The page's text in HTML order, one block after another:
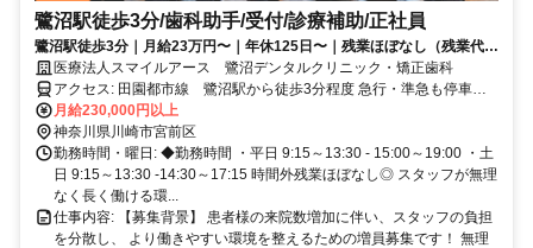
鷺沼駅徒歩3分/歯科助手/受付/診療補助/正社員
鷺沼駅徒歩3分｜月給23万円〜｜年休125日〜｜残業ほぼなし（残業代1
分単位支給）｜髪色ネイル自由（規定あり）｜社食100円〜
医療法人スマイルアース 鷺沼デンタルクリニック・矯正歯科
アクセス: 田園都市線 鷺沼駅から徒歩3分程度 急行・準急も停車
し、渋谷まで約20分、二子玉川まで約7分と、都心とのアクセス◎
月給230,000円以上
神奈川県川崎市宮前区
勤務時間・曜日: ◆勤務時間 ・平日 9:15～13:30 - 15:00～19:00 ・土
日 9:15～13:30 -14:30～17:15 時間外残業ほぼなし◎ スタッフが無理
なく長く働ける環...
仕事内容: 【募集背景】 患者様の来院数増加に伴い、スタッフの負担
を分散し、 より働きやすい環境を整えるための増員募集です！ 無理